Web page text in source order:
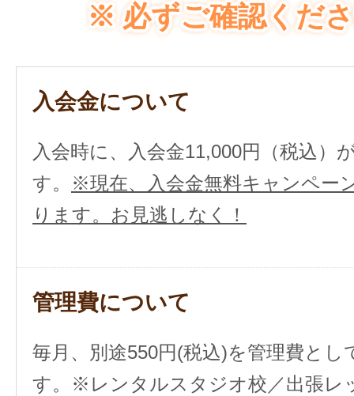
※ 必ずご確認くだ
入会金について
入会時に、入会金11,000円（税込）
す。
※現在、入会金無料キャンペー
ります。お見逃しなく！
管理費について
毎月、別途550円(税込)を管理費とし
す。
※レンタルスタジオ校／出張レ